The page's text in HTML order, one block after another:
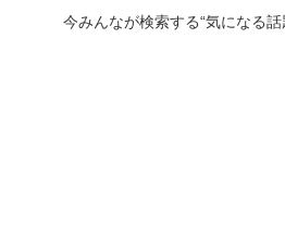
今みんなが検索する“気になる